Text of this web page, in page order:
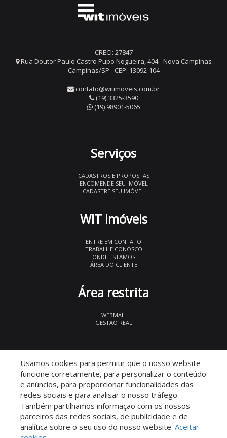
CRECI: 27847
Rua Doutor Paulo Castro Pupo Nogueira, 404 - Nova Campinas
Campinas/SP - CEP: 13092-104
contato@witimoveis.com.br
(19) 3325-3590
(19) 98901-5065
Serviços
CADASTROS E PROPOSTAS
ENCOMENDE SEU IMÓVEL
CADASTRE SEU IMÓVEL
WIT Imóveis
ENTRE EM CONTATO
TRABALHE CONOSCO
ONDE ESTAMOS
ÁREA DO CLIENTE
Área restrita
WEBMAIL
GESTÃO REAL
Descomplicado por:
Usamos cookies para permitir que o nosso website
funcione corretamente, para personalizar o conteúdo
e anúncios, para proporcionar funcionalidades das
redes sociais e para analisar o nosso tráfego.
Também partilhamos informação com os nossos
parceiros das redes sociais, de publicidade e de
analítica sobre o seu uso do nosso website. Aceitar